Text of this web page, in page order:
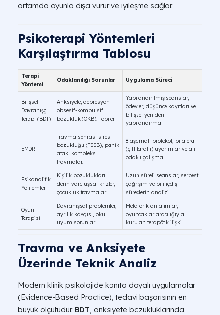
ortamda oyunla dışa vurur ve iyileşme sağlar.
Psikoterapi Yöntemleri
Karşılaştırma Tablosu
Travma ve Anksiyete
Üzerinde Teknik Analiz
Modern klinik psikolojide kanıta dayalı uygulamalar
(Evidence-Based Practice), tedavi başarısının en
büyük ölçütüdür. BDT, anksiyete bozukluklarında